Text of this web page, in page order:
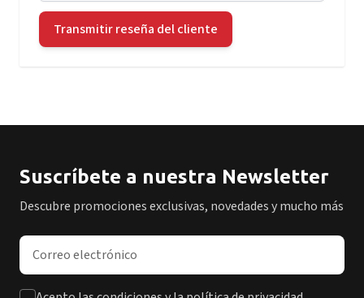
Transmitir reseña del cliente
Suscríbete a nuestra Newsletter
Descubre promociones exclusivas, novedades y mucho más
Dirección de correo electrónico